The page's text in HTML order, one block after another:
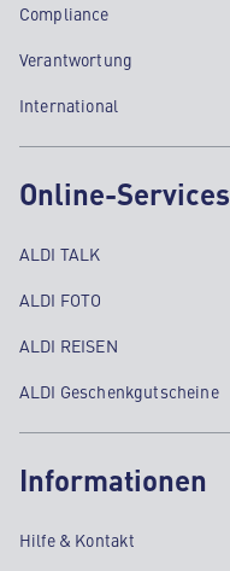
Compliance
Verantwortung
International
Online-Services
ALDI TALK
ALDI FOTO
ALDI REISEN
ALDI Geschenkgutscheine
Informationen
Hilfe & Kontakt